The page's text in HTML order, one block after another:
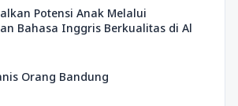
Potensi Anak Melalui
Bahasa Inggris Berkualitas di Al
Orang Bandung